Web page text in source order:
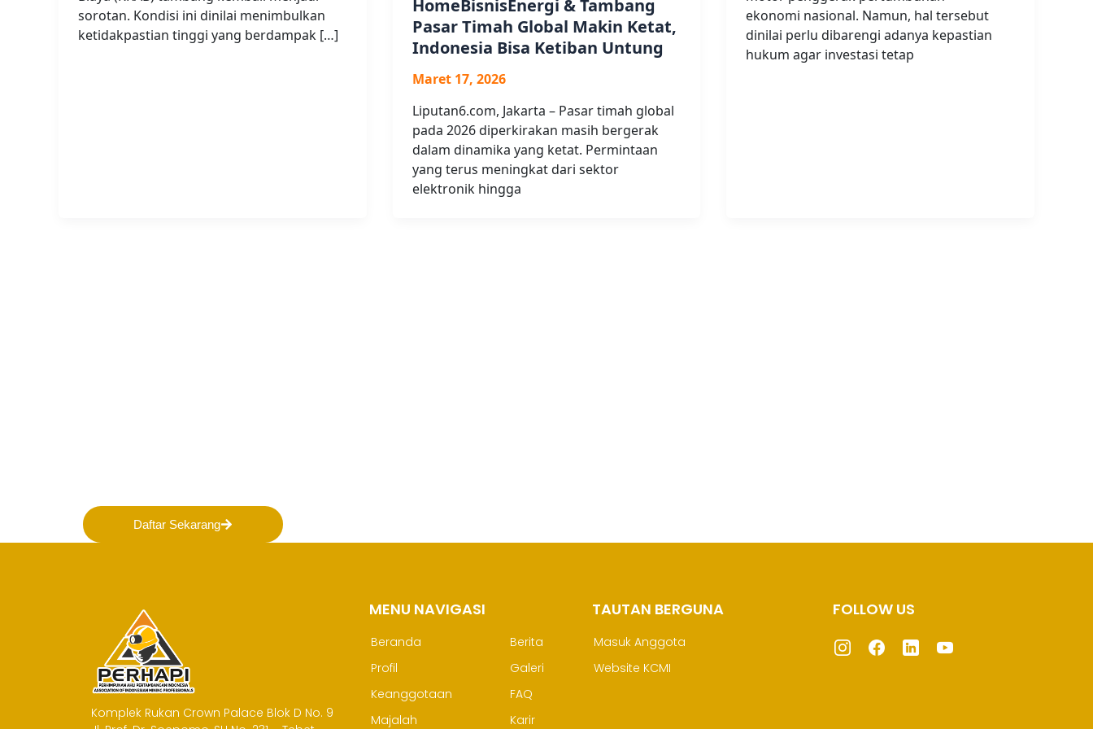
sorotan. Kondisi ini dinilai menimbulkan
ketidakpastian tinggi yang berdampak […]
HomeBisnisEnergi & Tambang
Pasar Timah Global Makin Ketat,
Indonesia Bisa Ketiban Untung
Maret 17, 2026
Liputan6.com, Jakarta – Pasar timah global
pada 2026 diperkirakan masih bergerak
dalam dinamika yang ketat. Permintaan
yang terus meningkat dari sektor
elektronik hingga
ekonomi nasional. Namun, hal tersebut
dinilai perlu dibarengi adanya kepastian
hukum agar investasi tetap
Daftar Sekarang
Komplek Rukan Crown Palace Blok D No. 9
MENU NAVIGASI
Beranda
Profil
Keanggotaan
Majalah
Berita
Galeri
FAQ
Karir
TAUTAN BERGUNA
Masuk Anggota
Website KCMI
FOLLOW US